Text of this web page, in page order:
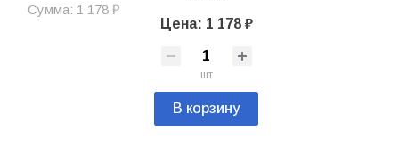
Сумма: 1 178 ₽
Цена: 1 178 ₽
шт
В корзину